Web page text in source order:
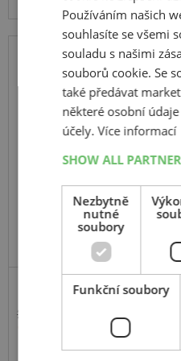
poklice Oslo
236 Kč
Používáním našich
souhlasíte se všemi
souladu s našimi
souborů cookie. Se
také předávat
některé osobní
účely.Více informací
SHOW ALL
Nezbytně
nutné
soubory
Funkční soubory